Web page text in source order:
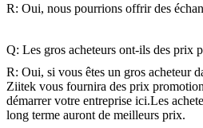
R: Oui, nous pourrions offrir des
Q: Les gros acheteurs ont-ils des prix
R: Oui, si vous êtes un gros acheteur
Ziitek vous fournira des prix
démarrer votre entreprise ici.Les
long terme auront de meilleurs prix.